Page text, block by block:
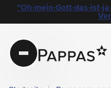
Navigation überspringen
Zum Hauptcontent
Zur Hauptnavigation springen
layout.table-of-content
Technische Daten
Fahrzeugausstattung
Leasing
Standort & Ansprechpartner
Garantie
Ihre Vorteile auf einen Blick
Das könnte Sie auch interessieren
Angebote & Aktionen bei Pappas
"Oh-mein-Gott-das-ist-